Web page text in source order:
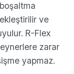
ve
R-Flex
zarar
yapmaz.